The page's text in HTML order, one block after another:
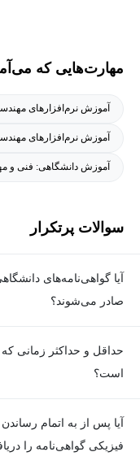
مهارت‌هایی که
آموزش نرم‌افزارهای
آموزش نرم‌افزارهای
آموزش دانشگاهی: فنی و
سوالات پرتکرار
آیا گواهی‌نامه‌های
صادر می‌شوند؟
حداقل و حداکثر زمانی که
است؟
آیا پس از به اتمام
فیزیکی گواهی‌نامه را